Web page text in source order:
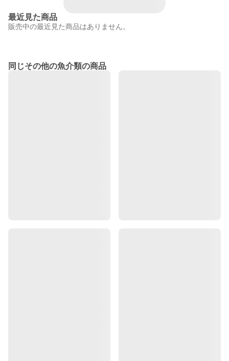
最近見た商品
販売中の最近見た商品はありません。
同じその他の魚介類の商品